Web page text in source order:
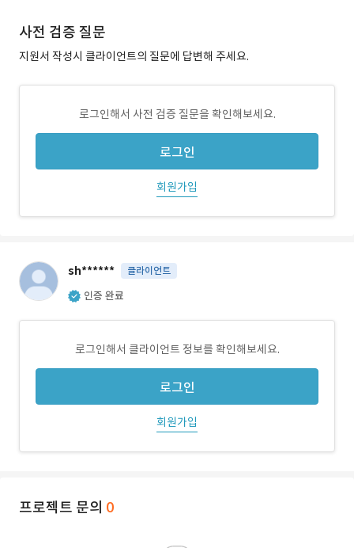
사전 검증 질문
지원서 작성시 클라이언트의 질문에 답변해 주세요.
로그인해서 사전 검증 질문을 확인해보세요.
로그인
회원가입
sh****** 클라이언트
인증 완료
로그인해서 클라이언트 정보를 확인해보세요.
로그인
회원가입
프로젝트 문의 0